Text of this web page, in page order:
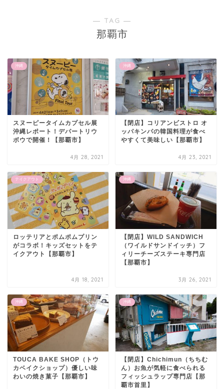
― TAG ―
那覇市
沖縄
スヌーピータイムカプセル展
沖縄レポート！デパートリウ
ボウで開催！【那覇市】
4月 28, 2021
沖縄
【閉店】コリアンビストロ オ
ッパキンパの韓国料理が食べ
やすくて美味しい【那覇市】
4月 23, 2021
テイクアウト
ロッテリアとポムポムプリン
がコラボ！キッズセットをテ
イクアウト【那覇市】
4月 18, 2021
沖縄
【閉店】WILD SANDWICH
（ワイルドサンドイッチ）フ
ィリーチーズステーキ専門店
【那覇市】
3月 26, 2021
沖縄
TOUCA BAKE SHOP（トウ
カベイクショップ）優しい味
わいの焼き菓子【那覇市】
沖縄
【閉店】Chichimun（ちちむ
ん）お魚が気軽に食べられる
フィッシュラップ専門店【那
覇市首里】